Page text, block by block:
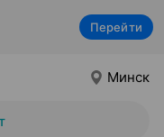
Перейти
Минск